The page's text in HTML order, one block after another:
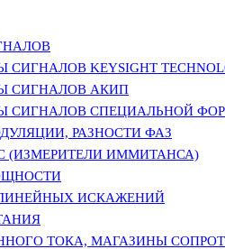
KEYSIGHT
СИГНАЛОВ АКИП
СИГНАЛОВ СПЕЦИАЛЬНОЙ
РАЗНОСТИ ФАЗ
(ИЗМЕРИТЕЛИ ИММИТАНСА)
ИСКАЖЕНИЙ
ТОКА, МАГАЗИНЫ